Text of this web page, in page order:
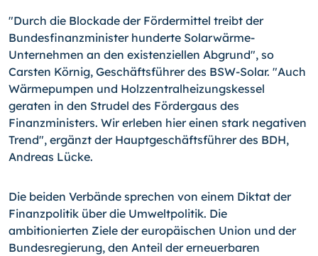
"Durch die Blockade der Fördermittel treibt der
Bundesfinanzminister hunderte Solarwärme-
Unternehmen an den existenziellen Abgrund", so
Carsten Körnig, Geschäftsführer des BSW-Solar. "Auch
Wärmepumpen und Holzzentralheizungskessel
geraten in den Strudel des Fördergaus des
Finanzministers. Wir erleben hier einen stark negativen
Trend", ergänzt der Hauptgeschäftsführer des BDH,
Andreas Lücke.
Die beiden Verbände sprechen von einem Diktat der
Finanzpolitik über die Umweltpolitik. Die
ambitionierten Ziele der europäischen Union und der
Bundesregierung, den Anteil der erneuerbaren